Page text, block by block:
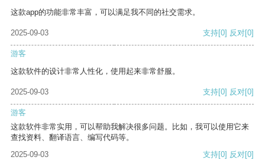
这款app的功能非常丰富，可以满足我不同的社交需求。
2025-09-03 支持[0] 反对[0]
游客
这款软件的设计非常人性化，使用起来非常舒服。
2025-09-03 支持[0] 反对[0]
游客
这款软件非常实用，可以帮助我解决很多问题。比如，我可以使用它来
查找资料、翻译语言、编写代码等。
2025-09-03
支持[0] 反对[0]